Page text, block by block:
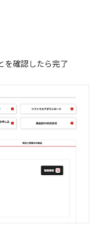
を確認したら完了